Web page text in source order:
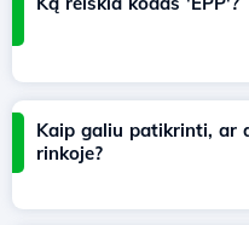
Kaip galiu patikrinti, ar
rinkoje?